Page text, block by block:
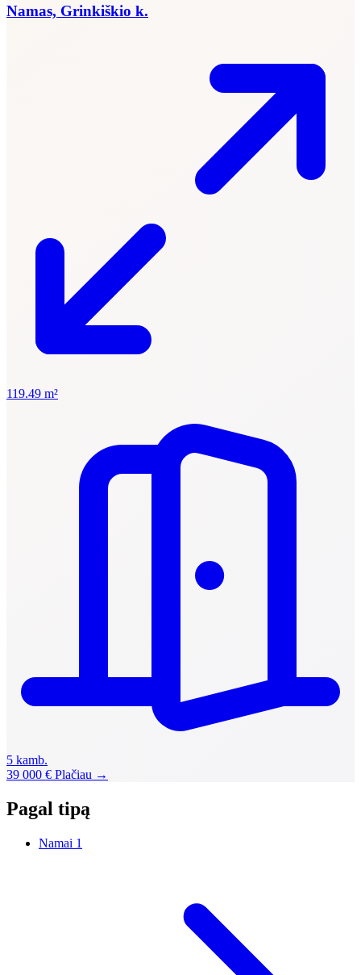
Namas, Grinkiškio k.
119.49 m²
5 kamb.
39 000 € Plačiau →
Pagal tipą
Namai 1